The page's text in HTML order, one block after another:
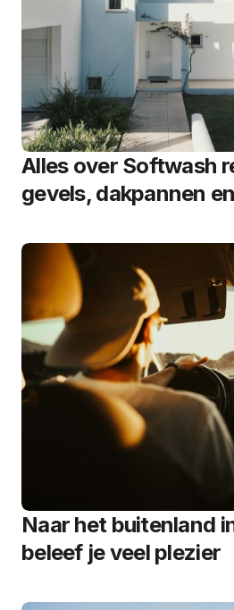
Alles over Softwash
gevels, dakpannen
Naar het buitenland
beleef je veel plezier